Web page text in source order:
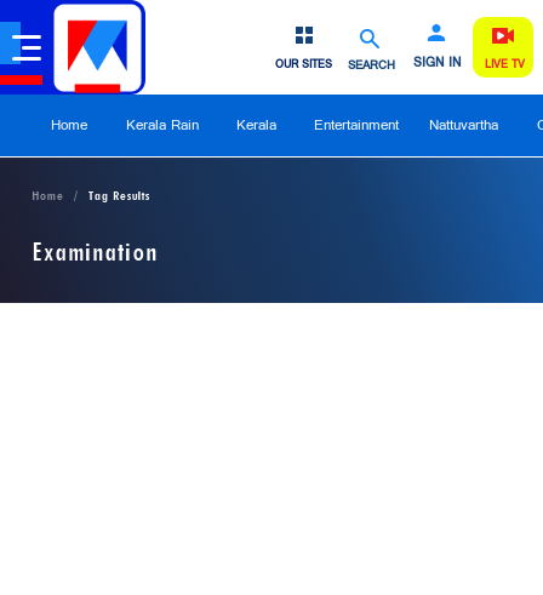
SEARCH SIGN IN
OUR SITES LIVE TV
Home Kerala Rain Kerala Entertainment Nattuvartha
Home Tag Results
Examination